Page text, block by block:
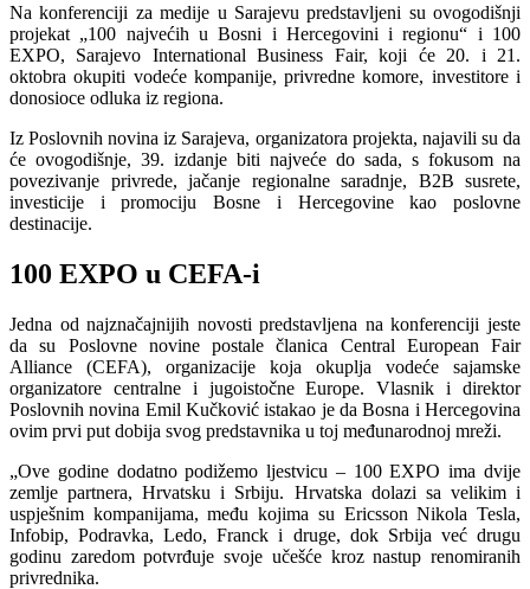
Na konferenciji za medije u Sarajevu predstavljeni su ovogodišnji
projekat „100 najvećih u Bosni i Hercegovini i regionu“ i 100
EXPO, Sarajevo International Business Fair, koji će 20. i 21.
oktobra okupiti vodeće kompanije, privredne komore, investitore i
donosioce odluka iz regiona.
Iz Poslovnih novina iz Sarajeva, organizatora projekta, najavili su da
će ovogodišnje, 39. izdanje biti najveće do sada, s fokusom na
povezivanje privrede, jačanje regionalne saradnje, B2B susrete,
investicije i promociju Bosne i Hercegovine kao poslovne
destinacije.
100 EXPO u CEFA-i
Jedna od najznačajnijih novosti predstavljena na konferenciji jeste
da su Poslovne novine postale članica Central European Fair
Alliance (CEFA), organizacije koja okuplja vodeće sajamske
organizatore centralne i jugoistočne Europe. Vlasnik i direktor
Poslovnih novina Emil Kučković istakao je da Bosna i Hercegovina
ovim prvi put dobija svog predstavnika u toj međunarodnoj mreži.
„Ove godine dodatno podižemo ljestvicu – 100 EXPO ima dvije
zemlje partnera, Hrvatsku i Srbiju. Hrvatska dolazi sa velikim i
uspješnim kompanijama, među kojima su Ericsson Nikola Tesla,
Infobip, Podravka, Ledo, Franck i druge, dok Srbija već drugu
godinu zaredom potvrđuje svoje učešće kroz nastup renomiranih
privrednika.